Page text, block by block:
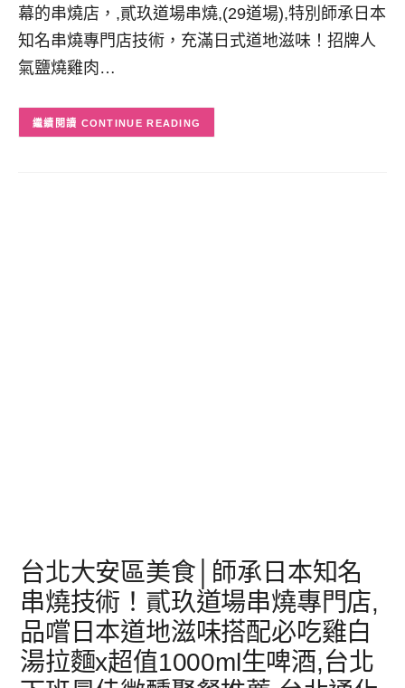
幕的串燒店，,貳玖道場串燒,(29道場),特別師承日本
知名串燒專門店技術，充滿日式道地滋味！招牌人
氣鹽燒雞肉…
CONTINUE READING
台北大安區美食│師承日本知名
串燒技術！貳玖道場串燒專門店,
品嚐日本道地滋味搭配必吃雞白
湯拉麵x超值1000ml生啤酒,台北